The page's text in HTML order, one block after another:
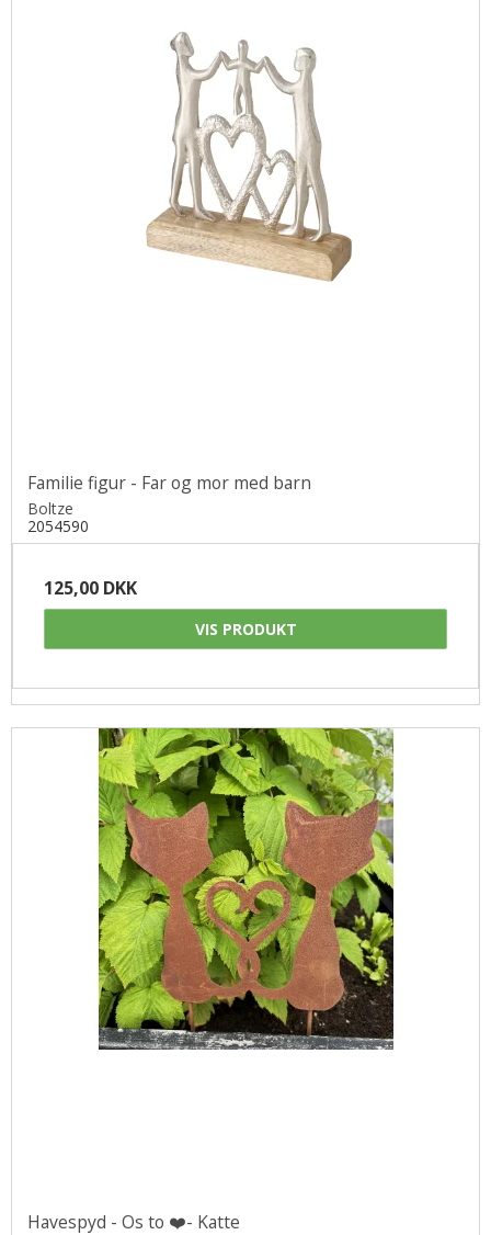
Familie figur - Far og mor med barn
Boltze
2054590
125,00 DKK
VIS PRODUKT
Havespyd - Os to ❤️- Katte